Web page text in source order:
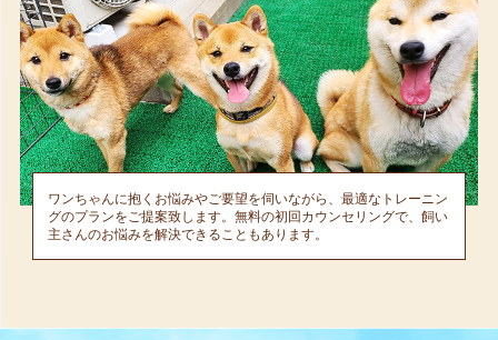
ワンちゃんに抱くお悩みやご要望を伺いながら、最適なトレーニン
グのプランをご提案致します。無料の初回カウンセリングで、飼い
主さんのお悩みを解決できることもあります。